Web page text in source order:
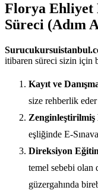
Florya Ehliyet
Süreci (Adım
itibaren süreci sizin için
Kayıt ve
size rehberlik eder
eşliğinde E-
Direksiyon
temel sebebi olan
güzergahında